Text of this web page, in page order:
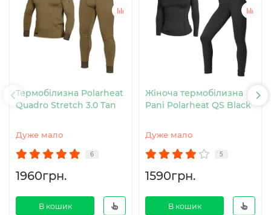
Термобілизна Polarheat
Quadro Stretch 3.0 Tan
Дуже мало
6
1960грн.
В кошик
Жіноча термобілизна
Pani Polarheat QS Black
Дуже мало
5
1590грн.
В кошик